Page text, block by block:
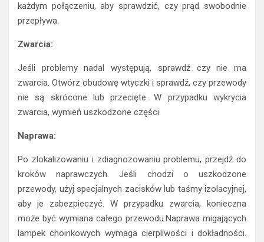
każdym połączeniu, aby sprawdzić, czy prąd swobodnie
przepływa.
Zwarcia:
Jeśli problemy nadal występują, sprawdź czy nie ma
zwarcia. Otwórz obudowę wtyczki i sprawdź, czy przewody
nie są skrócone lub przecięte. W przypadku wykrycia
zwarcia, wymień uszkodzone części.
Naprawa:
Po zlokalizowaniu i zdiagnozowaniu problemu, przejdź do
kroków naprawczych. Jeśli chodzi o uszkodzone
przewody, użyj specjalnych zacisków lub taśmy izolacyjnej,
aby je zabezpieczyć. W przypadku zwarcia, konieczna
może być wymiana całego przewodu.Naprawa migających
lampek choinkowych wymaga cierpliwości i dokładności.